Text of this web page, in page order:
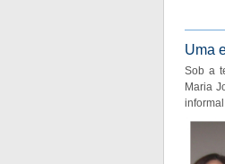
Uma
Sob a
Maria